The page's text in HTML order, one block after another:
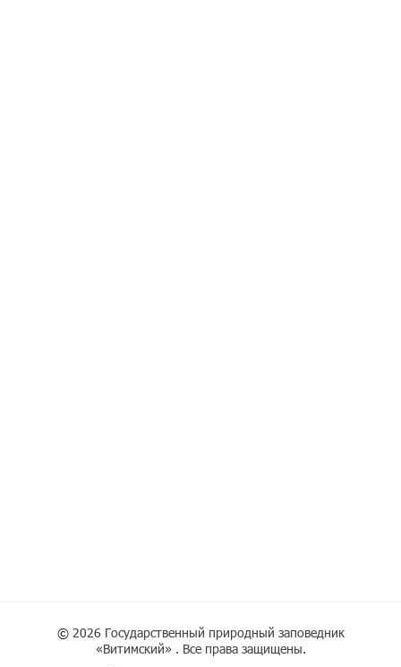
©2026 Государственный природный заповедник
«Витимский» . Все права защищены.